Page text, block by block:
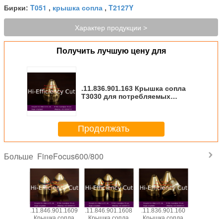
Бирки: T051 , крышка сопла , T2127Y
Характер продукции >
Получить лучшую цену для
.11.836.901.163 Крышка сопла
T3030 для потребляемых
Продолжать
Больше FineFocus600/800
.11.846.901.1609
.11.846.901.1608
.11.836.901.160